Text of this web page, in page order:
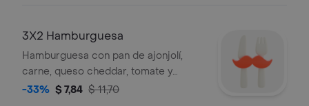
3X2 Hamburguesa
Hamburguesa con pan de ajonjolí,
carne, queso cheddar, tomate y
lechuga. Llévate 3 hamburguesas y
-33% $ 7,84 $ 11,70